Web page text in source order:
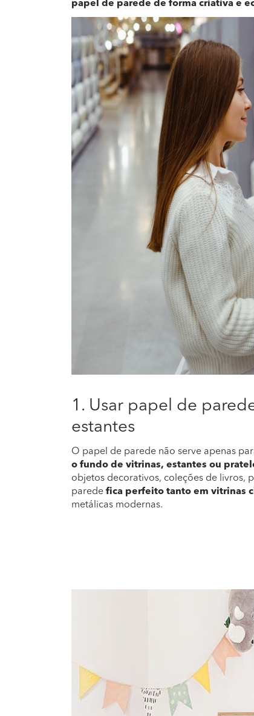
papel de parede de forma criativa e
1. Usar papel de
estantes
O papel de parede não serve apenas
o fundo de vitrinas, estantes ou
objetos decorativos, coleções de livros,
parede fica perfeito tanto em vitrinas
metálicas modernas.